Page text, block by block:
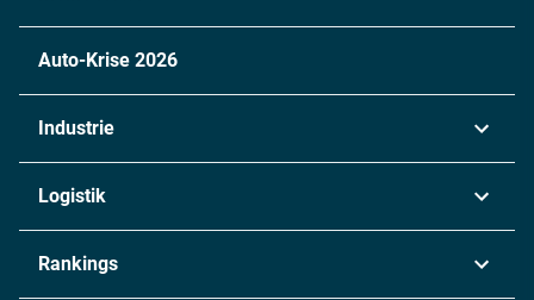
Auto-Krise 2026
Industrie
Chemie
Logistik
Rankings